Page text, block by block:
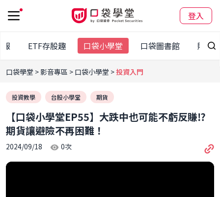
登入
報 ETF存股趣 口袋小學堂 口袋圖書館 財經
口袋學堂 影音專區 口袋小學堂 投資入門
投資教學 台股小學堂 期貨
【口袋小學堂EP55】大跌中也可能不虧反賺⁉️
期貨讓避險不再困難！
2024/09/18 0次